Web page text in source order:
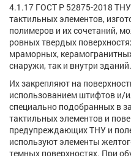
4.1.17 ГОСТ Р 52875-2018
тактильных элементов,
полимеров и их сочетаний,
ровных твердых
мраморных,
снаружи, так и внутри зданий.
Их закрепляют на
использованием штифтов и/
специально подобранных в
тактильных элементов и
предупреждающих ТНУ и
используют элементы
темных поверхностях. При